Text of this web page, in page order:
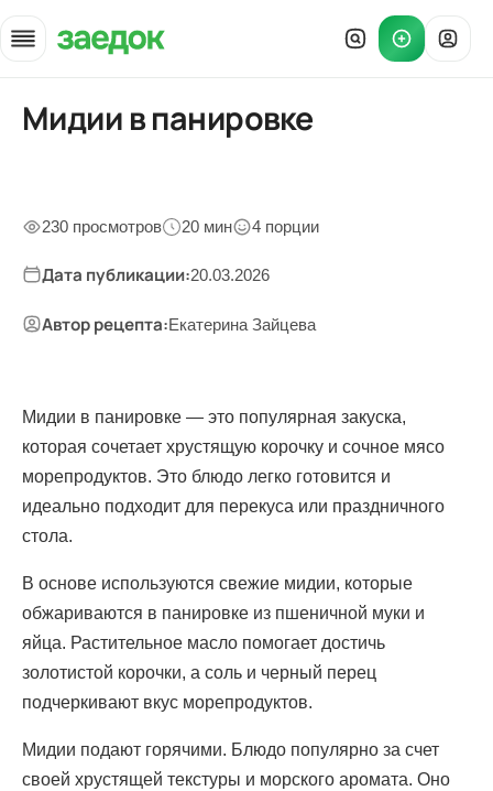
Главная
»Мидии в панировке
230 просмотров 20 мин 4 порции
Дата публикации:20.03.2026
Автор рецепта:Екатерина Зайцева
Мидии в панировке — это популярная закуска,
которая сочетает хрустящую корочку и сочное мясо
морепродуктов. Это блюдо легко готовится и
идеально подходит для перекуса или праздничного
стола.
В основе используются свежие мидии, которые
обжариваются в панировке из пшеничной муки и
яйца. Растительное масло помогает достичь
золотистой корочки, а соль и черный перец
подчеркивают вкус морепродуктов.
Мидии подают горячими. Блюдо популярно за счет
своей хрустящей текстуры и морского аромата. Оно